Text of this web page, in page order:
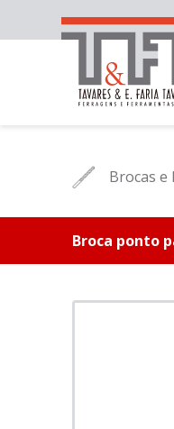
Brocas e
Broca ponto